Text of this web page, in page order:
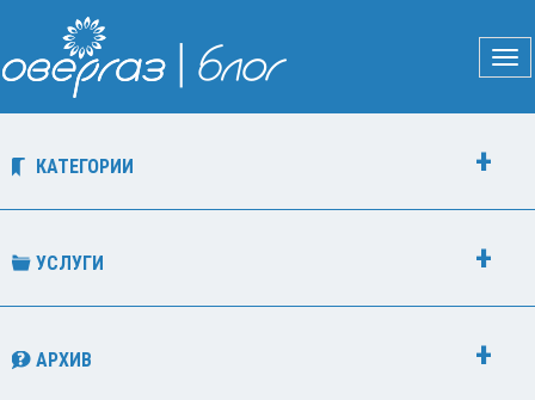
КАТЕГОРИИ
УСЛУГИ
АРХИВ